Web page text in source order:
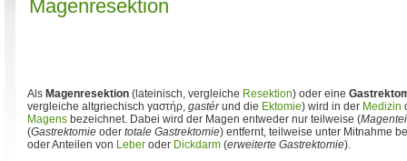
Magenresektion
Als Magenresektion (lateinisch, vergleiche Resektion) oder eine
vergleiche altgriechisch γαστήρ, gastérund die Ektomie) wird in der Medizin
Magens bezeichnet. Dabei wird der Magen entweder nur teilweise (
(Gastrektomie oder totale Gastrektomie) entfernt, teilweise unter Mitnahme
oder Anteilen von Leber oder Dickdarm (erweiterte Gastrektomie).